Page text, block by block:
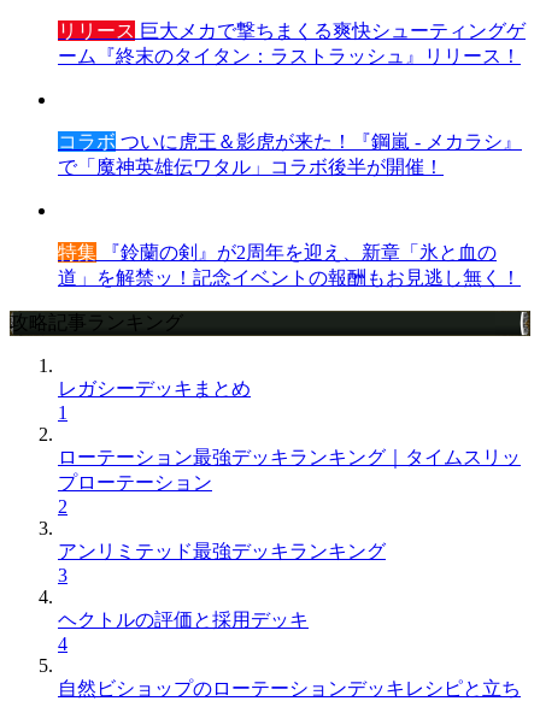
リリース 巨大メカで撃ちまくる爽快シューティングゲ
ーム『終末のタイタン：ラストラッシュ』リリース！
コラボ ついに虎王＆影虎が来た！『鋼嵐 - メカラシ』
で「魔神英雄伝ワタル」コラボ後半が開催！
特集 『鈴蘭の剣』が2周年を迎え、新章「氷と血の
道」を解禁ッ！記念イベントの報酬もお見逃し無く！
攻略記事ランキング
レガシーデッキまとめ
1
ローテーション最強デッキランキング｜タイムスリッ
プローテーション
2
アンリミテッド最強デッキランキング
3
ヘクトルの評価と採用デッキ
4
自然ビショップのローテーションデッキレシピと立ち